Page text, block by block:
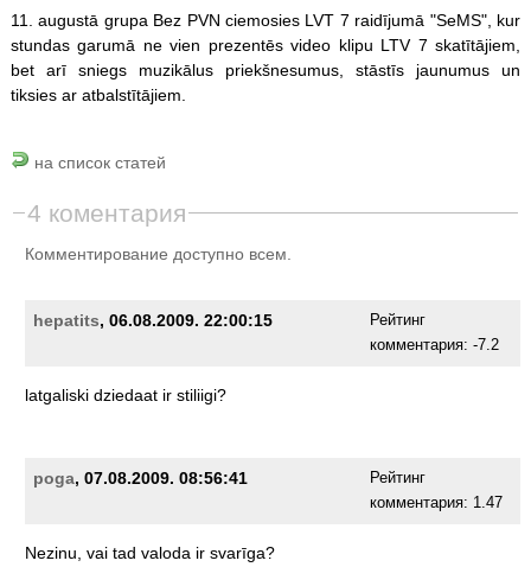
11. augustā grupa Bez PVN ciemosies LVT 7 raidījumā "SeMS", kur
stundas garumā ne vien prezentēs video klipu LTV 7 skatītājiem,
bet arī sniegs muzikālus priekšnesumus, stāstīs jaunumus un
tiksies ar atbalstītājiem.
на список статей
4 коментария
Комментирование доступно всем.
hepatits, 06.08.2009. 22:00:15
Рейтинг
комментария:-7.2
latgaliski dziedaat ir stiliigi?
poga, 07.08.2009. 08:56:41
Рейтинг
комментария: 1.47
Nezinu, vai tad valoda ir svarīga?